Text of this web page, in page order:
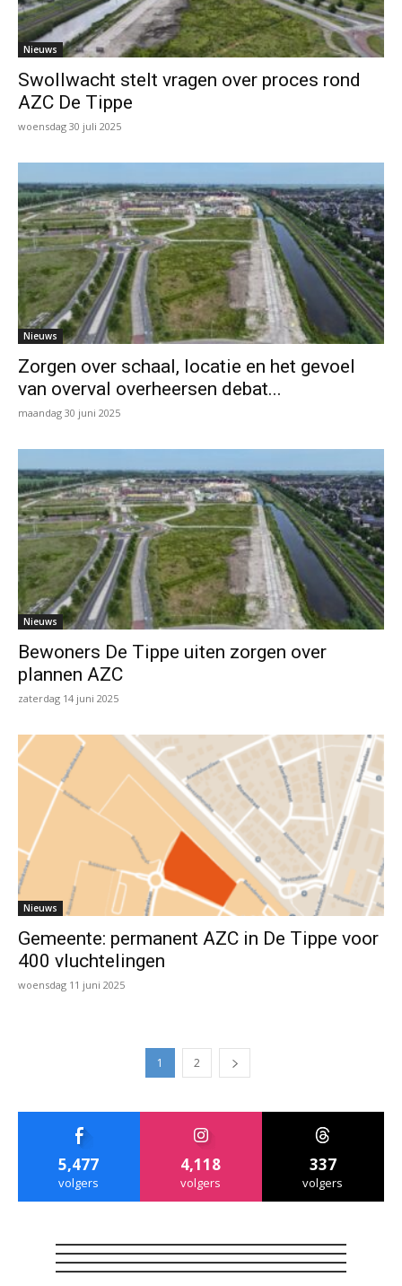
Nieuws
Swollwacht stelt vragen over proces rond
AZC De Tippe
woensdag 30 juli 2025
Nieuws
Zorgen over schaal, locatie en het gevoel
van overval overheersen debat...
maandag 30 juni 2025
Nieuws
Bewoners De Tippe uiten zorgen over
plannen AZC
zaterdag 14 juni 2025
Nieuws
Gemeente: permanent AZC in De Tippe voor
400 vluchtelingen
woensdag 11 juni 2025
1 2
5,477
volgers
4,118
volgers
337
volgers